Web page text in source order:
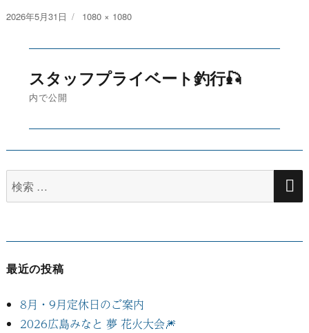
投
2026年5月31日
フ
サ
ズ
1080 × 1080
稿
ビ
ゲ
ー
シ
ョ
ン
スタッフプライベート釣行🎣
内で公開
検
索
象:
最近の投稿
8月・9月定休日のご案内
2026広島みなと 夢 花火大会🎆